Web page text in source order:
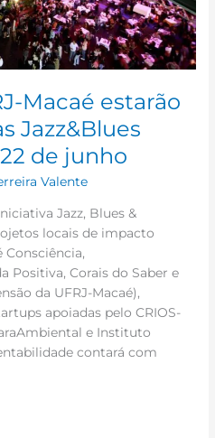
Macaé estarão
Jazz&Blues
de junho
Valente
Jazz, Blues &
locais de impacto
Positiva, Corais do Saber e
da UFRJ-Macaé),
apoiadas pelo CRIOS-
e Instituto
contará com